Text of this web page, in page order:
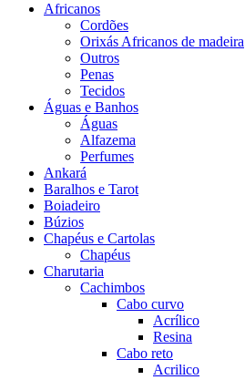
Africanos
Cordões
Orixás Africanos de madeira
Outros
Penas
Tecidos
Águas e Banhos
Águas
Alfazema
Perfumes
Ankará
Baralhos e Tarot
Boiadeiro
Búzios
Chapéus e Cartolas
Chapéus
Charutaria
Cachimbos
Cabo curvo
Acrílico
Resina
Cabo reto
Acrilico